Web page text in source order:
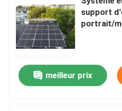
support
portrait/
meilleur prix